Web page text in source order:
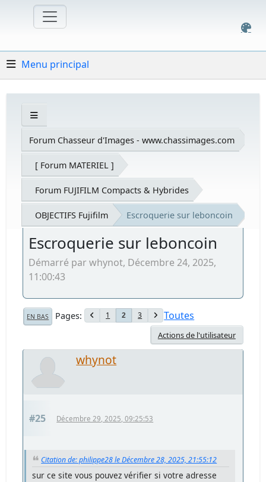
Menu principal
Forum Chasseur d'Images - www.chassimages.com
[ Forum MATERIEL ]
Forum FUJIFILM Compacts & Hybrides
OBJECTIFS Fujifilm Escroquerie sur leboncoin
Escroquerie sur leboncoin
Démarré par whynot, Décembre 24, 2025,
11:00:43
EN BAS Pages 1 2 3 Toutes
Actions de l'utilisateur
whynot
#25 Décembre 29, 2025, 09:25:53
Citation de: philippe28 le Décembre 28, 2025, 21:55:12
sur ce site vous pouvez vérifier si votre adresse